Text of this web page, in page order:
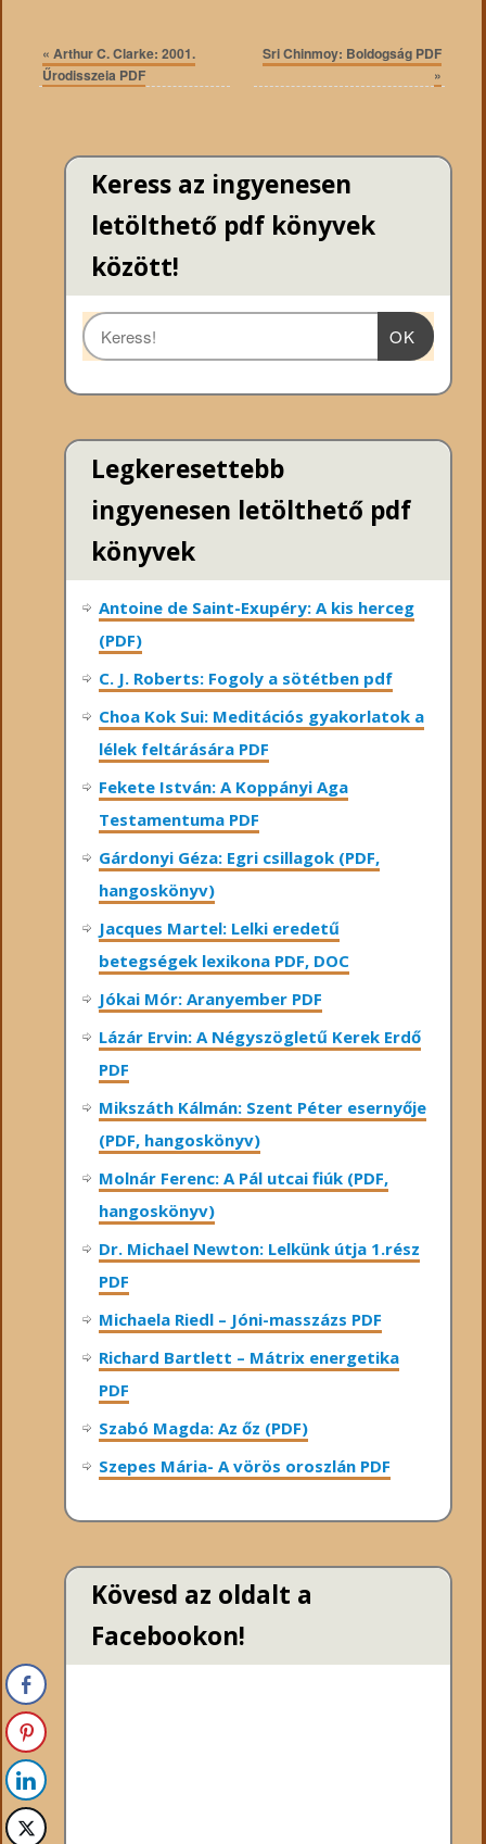
« Arthur C. Clarke: 2001.
Űrodisszeia PDF
Sri Chinmoy: Boldogság PDF
»
Keress az ingyenesen
letölthető pdf könyvek
között!
OK
Legkeresettebb
ingyenesen letölthető pdf
könyvek
Antoine de Saint-Exupéry: A kis herceg
(PDF)
C. J. Roberts: Fogoly a sötétben pdf
Choa Kok Sui: Meditációs gyakorlatok a
lélek feltárására PDF
Fekete István: A Koppányi Aga
Testamentuma PDF
Gárdonyi Géza: Egri csillagok (PDF,
hangoskönyv)
Jacques Martel: Lelki eredetű
betegségek lexikona PDF, DOC
Jókai Mór: Aranyember PDF
Lázár Ervin: A Négyszögletű Kerek Erdő
PDF
Mikszáth Kálmán: Szent Péter esernyője
(PDF, hangoskönyv)
Molnár Ferenc: A Pál utcai fiúk (PDF,
hangoskönyv)
Dr. Michael Newton: Lelkünk útja 1.rész
PDF
Michaela Riedl – Jóni-masszázs PDF
Richard Bartlett – Mátrix energetika
PDF
Szabó Magda: Az őz (PDF)
Szepes Mária- A vörös oroszlán PDF
Kövesd az oldalt a
Facebookon!